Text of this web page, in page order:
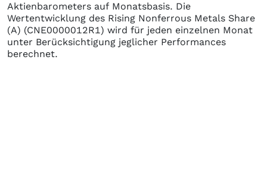
Aktienbarometers auf Monatsbasis. Die
Wertentwicklung des Rising Nonferrous Metals Share
(A) (CNE0000012R1) wird für jeden einzelnen Monat
unter Berücksichtigung jeglicher Performances
berechnet.